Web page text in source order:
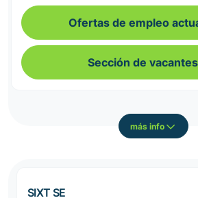
Ofertas de empleo
Sección de vacantes
más info
SIXT SE